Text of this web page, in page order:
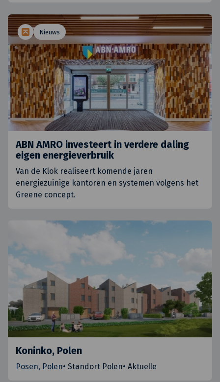
Nieuws
ABN AMRO investeert in verdere daling
eigen energieverbruik
Van de Klok realiseert komende jaren
energiezuinige kantoren en systemen volgens het
Greene concept.
Koninko, Polen
Posen, Polen• Standort Polen• Aktuelle